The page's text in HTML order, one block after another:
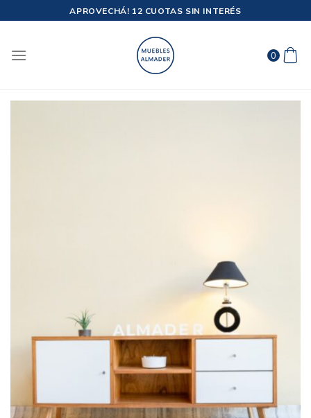
al
APROVECHÁ! 12 CUOTAS SIN INTERÉS
0